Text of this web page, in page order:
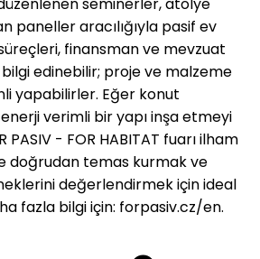
paneller aracılığıyla pasif ev
finansman ve mevzuat
edinebilir; proje ve malzeme
yapabilirler. Eğer konut
verimli bir yapı inşa etmeyi
PASIV - FOR HABITAT fuarı ilham
doğrudan temas kurmak ve
değerlendirmek için ideal
fazla bilgi için: forpasiv.cz/en.